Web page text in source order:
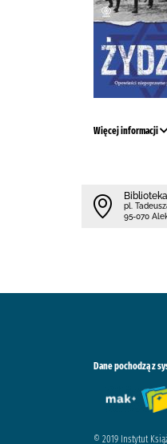
Więcej informacji
pl.
95-070
Dane pochodzą z
© 2019 Instytut